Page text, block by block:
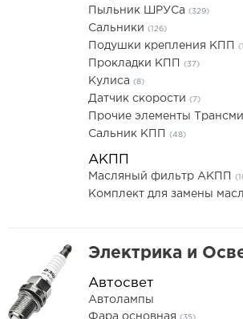
Пыльник ШРУСа (329)
Сальники (126)
Подушки крепления КПП
Прокладки КПП (37)
Кулиса (8)
Датчик скорости (7)
Прочие элементы
Сальник КПП (48)
АКПП
Масляный фильтр АКПП
Комплект для замены
Электрика и
Автосвет
Автолампы
Фара основная